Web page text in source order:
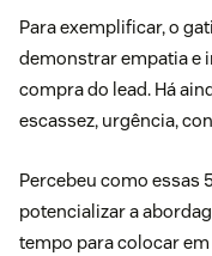
Para exemplificar, o
demonstrar empatia e
compra do lead. Há
escassez, urgência,
Percebeu como essas
potencializar a
tempo para colocar